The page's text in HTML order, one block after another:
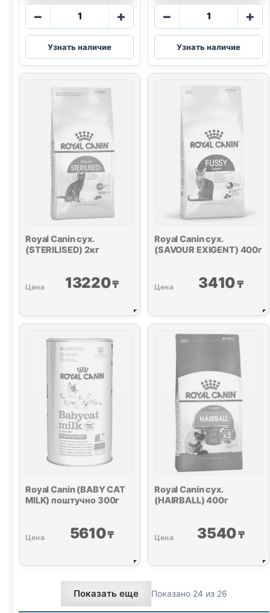
−
Количество
Royal
Canin
сух.
весовой
+
Узнать наличие
−
Количество
Royal
Canin
сух.
весовой
+
Узнать наличие
Royal Canin сух.
(STERILISED) 2кг
13220₸
Royal Canin сух.
(SAVOUR EXIGENT) 400г
3410₸
Royal Canin (BABY CAT
MILK) поштучно 300г
5610₸
Royal Canin сух.
(HAIRBALL) 400г
3540₸
Показать еще Показано 24 из 26